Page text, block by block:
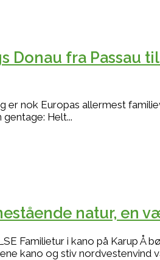
Donau fra
er nok Europas allermest
Helt...
natur,
Familietur i kano på Karup
kano og stiv nordvestenvind